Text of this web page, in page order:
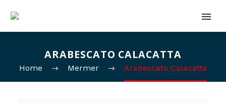
ARABESCATO CALACATTA
Home Mermer Arabescato Calacatta